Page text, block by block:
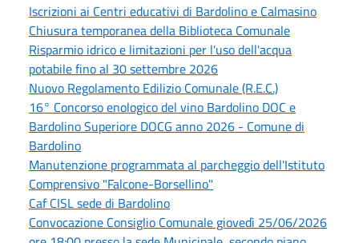
Iscrizioni ai Centri educativi di Bardolino e Calmasino
Chiusura temporanea della Biblioteca Comunale
Risparmio idrico e limitazioni per l'uso dell'acqua
potabile fino al 30 settembre 2026
Nuovo Regolamento Edilizio Comunale (R.E.C.)
16° Concorso enologico del vino Bardolino DOC e
Bardolino Superiore DOCG anno 2026 - Comune di
Bardolino
Manutenzione programmata al parcheggio dell'Istituto
Comprensivo "Falcone-Borsellino"
Caf CISL sede di Bardolino
Convocazione Consiglio Comunale giovedì 25/06/2026